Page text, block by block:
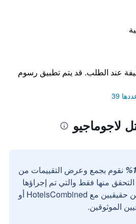
عند الطلب. قد يتم تطبيق رسوم
39
لاجوماجيو
نقوم بجمع وعرض التقييمات من
منها فقط والتي تم إجراؤها
بواسطة مستخدمين حقيقيين مع HotelsCombined أو
الموثوقين.